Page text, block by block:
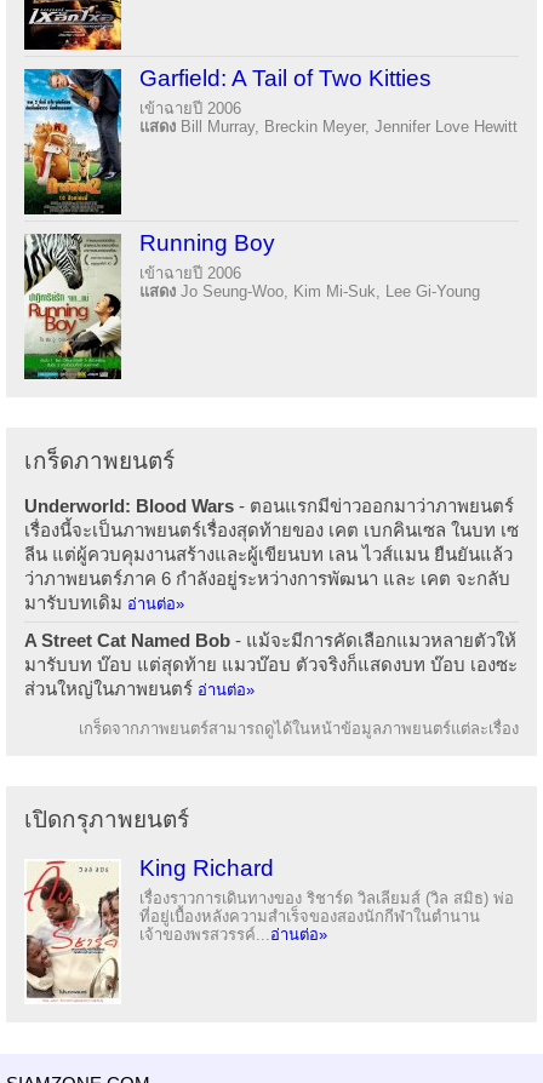
Garfield: A Tail of Two Kitties
เข้าฉายปี 2006
แสดง Bill Murray, Breckin Meyer, Jennifer Love Hewitt
Running Boy
เข้าฉายปี 2006
แสดง Jo Seung-Woo, Kim Mi-Suk, Lee Gi-Young
เกร็ดภาพยนตร์
Underworld: Blood Wars - ตอนแรกมีข่าวออกมาว่าภาพยนตร์
เรื่องนี้จะเป็นภาพยนตร์เรื่องสุดท้ายของ เคต เบกคินเซล ในบท เซ
ลีน แต่ผู้ควบคุมงานสร้างและผู้เขียนบท เลน ไวส์แมน ยืนยันแล้ว
ว่าภาพยนตร์ภาค 6 กำลังอยู่ระหว่างการพัฒนา และ เคต จะกลับ
มารับบทเดิม อ่านต่อ»
A Street Cat Named Bob - แม้จะมีการคัดเลือกแมวหลายตัวให้
มารับบท บ๊อบ แต่สุดท้าย แมวบ๊อบ ตัวจริงก็แสดงบท บ๊อบ เองซะ
ส่วนใหญ่ในภาพยนตร์ อ่านต่อ»
เกร็ดจากภาพยนตร์สามารถดูได้ในหน้าข้อมูลภาพยนตร์แต่ละเรื่อง
เปิดกรุภาพยนตร์
King Richard
เรื่องราวการเดินทางของ ริชาร์ด วิลเลียมส์ (วิล สมิธ) พ่อ
ที่อยู่เบื้องหลังความสำเร็จของสองนักกีฬาในตำนาน
เจ้าของพรสวรรค์... อ่านต่อ»